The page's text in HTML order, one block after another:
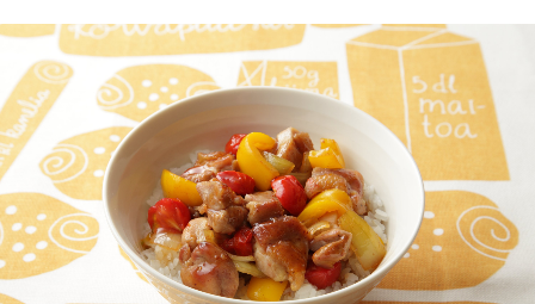
商品カテゴリ
酢 調味酢
お酢ドリンク ぽん酢
新商品一覧
キャンペーン情報
ブランド・スペシャルサイト
ブランド・スペシャルサイト トップ